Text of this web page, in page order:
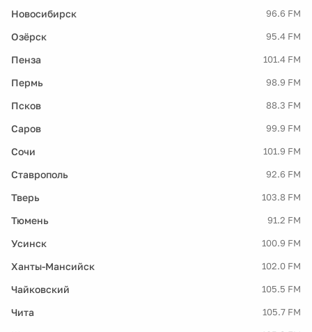
Новосибирск 96.6 FM
Озёрск 95.4 FM
Пенза 101.4 FM
Пермь 98.9 FM
Псков 88.3 FM
Саров 99.9 FM
Сочи 101.9 FM
Ставрополь 92.6 FM
Тверь 103.8 FM
Тюмень 91.2 FM
Усинск 100.9 FM
Ханты-Мансийск 102.0 FM
Чайковский 105.5 FM
Чита 105.7 FM